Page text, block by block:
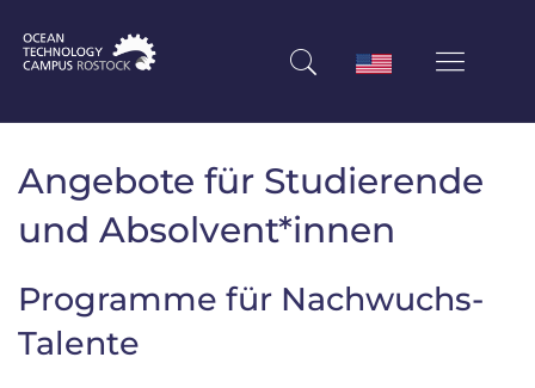
Angebote für Studierende
und Absolvent*innen
Programme für Nachwuchs-
Talente